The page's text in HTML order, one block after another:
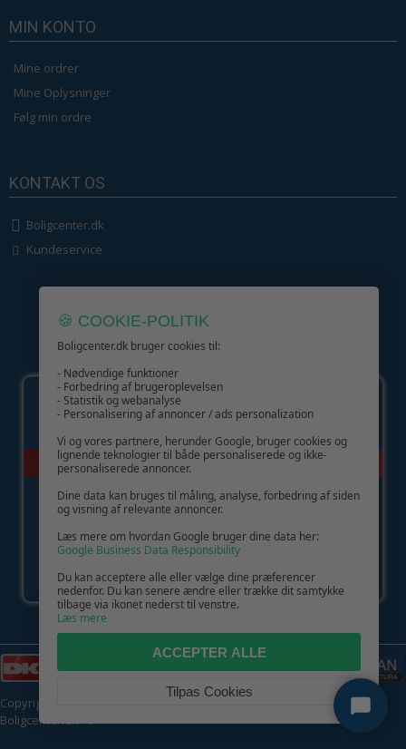
MIN KONTO
Mine ordrer
Mine Oplysninger
Følg min ordre
KONTAKT OS
Boligcenter.dk
Kundeservice
GIV GLÆDE MED ET GAVEKORT!
Copyright © 2026 | CVR: DK41222093 | Alle rettigheder forbeholdes |
Boligcenter.dk 🍪
🍪 COOKIE-POLITIK
Boligcenter.dk bruger cookies til:
- Nødvendige funktioner
- Forbedring af brugeroplevelsen
- Statistik og webanalyse
- Personalisering af annoncer / ads personalization
Vi og vores partnere, herunder Google, bruger cookies og
lignende teknologier til både personaliserede og ikke-
personaliserede annoncer.
Dine data kan bruges til måling, analyse, forbedring af siden
og visning af relevante annoncer.
Læs mere om hvordan Google bruger dine data her:
Google Business Data Responsibility
Du kan acceptere alle eller vælge dine præferencer
nedenfor. Du kan senere ændre eller trække dit samtykke
tilbage via ikonet nederst til venstre.
Læs mere
ACCEPTER ALLE
Tilpas Cookies